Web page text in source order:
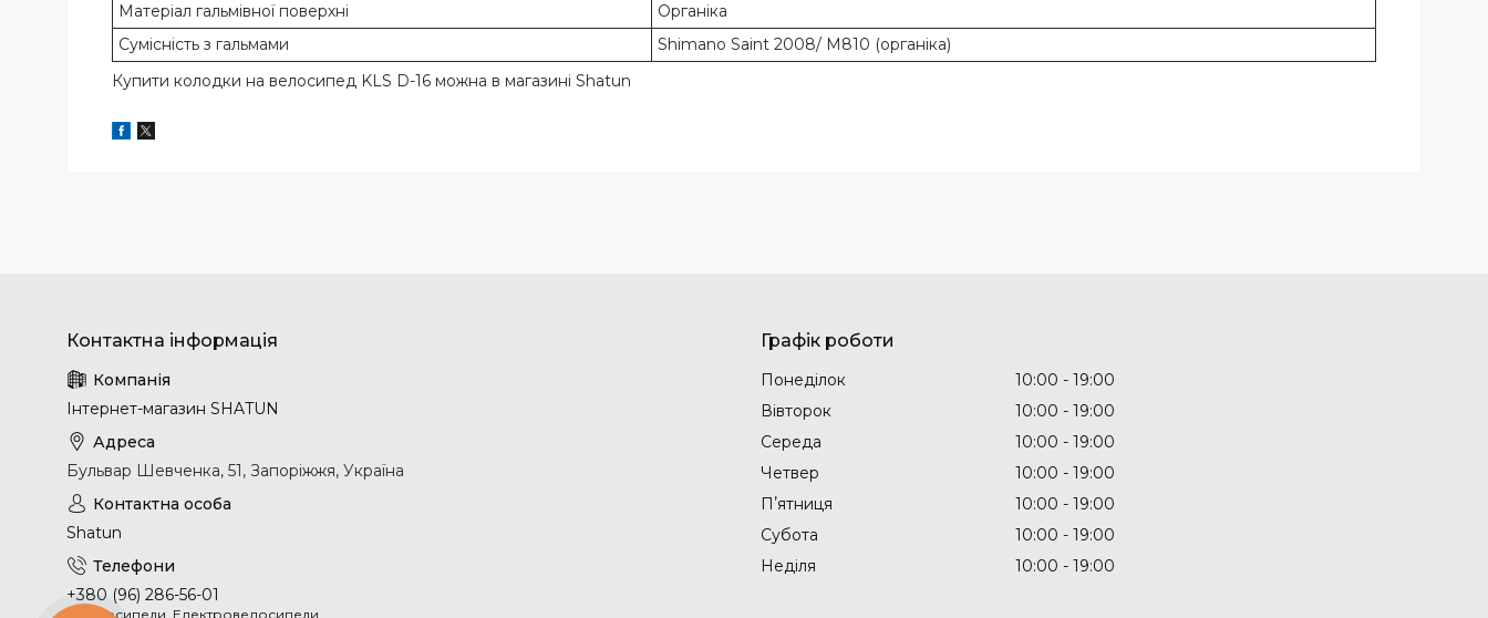
Матеріал гальмівної поверхні
Органіка
Сумісність з гальмами
Shimano Saint 2008/ M810 (органіка)
Купити колодки на велосипед KLS D-16 можна в магазині Shatun
Інтернет-магазин SHATUN
Бульвар Шевченка, 51, Запоріжжя, Україна
Shatun
+380 (96) 286-56-01
Велосипеди, Електровелосипеди
Графік роботи
Понеділок 10:00
19:00
Вівторок
10:00
19:00
Середа
10:00
19:00
Четвер
10:00
19:00
Пʼятниця
10:00
19:00
Субота
10:00
19:00
Неділя
10:00 19:00